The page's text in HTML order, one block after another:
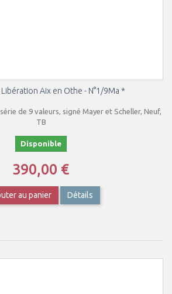
Aix en Othe - N°1/9Ma *
de 9 valeurs, signé Mayer et Scheller, Neuf,
TB
Disponible
390,00 €
au panier Détails